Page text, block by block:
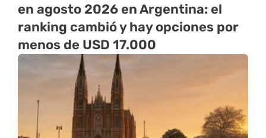
en agosto 2026 en Argentina: el
ranking cambió y hay opciones por
menos de USD 17.000